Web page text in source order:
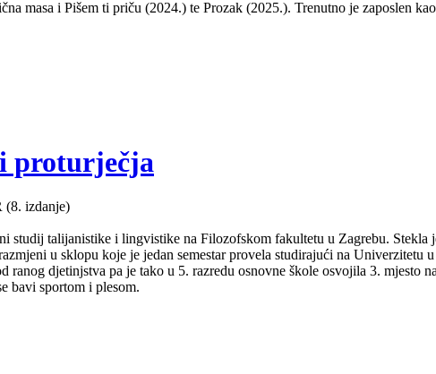
masa i Pišem ti priču (2024.) te Prozak (2025.). Trenutno je zaposlen
proturječja
izdanje)
studij talijanistike i lingvistike na Filozofskom fakultetu u Zagrebu.
u sklopu koje je jedan semestar provela studirajući na
ranog djetinjstva pa je tako u 5. razredu osnovne škole osvojila 3.
bavi sportom i plesom.